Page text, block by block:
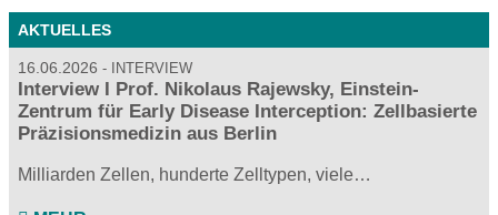
AKTUELLES
16.06.2026 INTERVIEW
Interview I Prof. Nikolaus Rajewsky, Einstein-
Zentrum für Early Disease Interception: Zellbasierte
Präzisionsmedizin aus Berlin
Milliarden Zellen, hunderte Zelltypen, viele…